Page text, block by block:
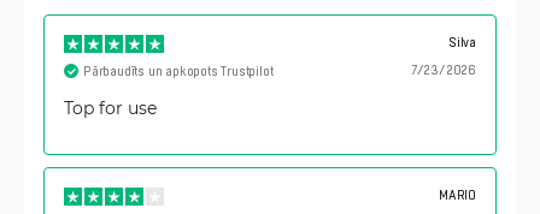
Silva
7/23/2026
Pārbaudīts un apkopots Trustpilot
Top for use
MARIO